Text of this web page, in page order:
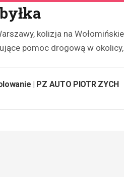
kolizja na
pomoc drogową w
| PZ AUTO PIOTR ZYCH